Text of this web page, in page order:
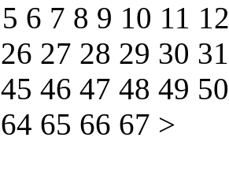
5 6 7 8 9 10 11
26 27 28 29 30
45 46 47 48 49
64 65 66 67 >